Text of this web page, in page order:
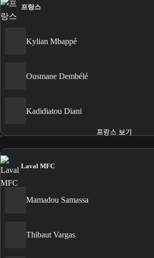
프랑스
Kylian Mbappé
Ousmane Dembélé
Kadidiatou Diani
프랑스 보기
Laval MFC
Mamadou Samassa
Thibaut Vargas